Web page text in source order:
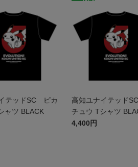
テッドSC ピカ
ャツ BLACK
高知ユナイテッド
チュウ Tシャツ
ッズ
4,400円